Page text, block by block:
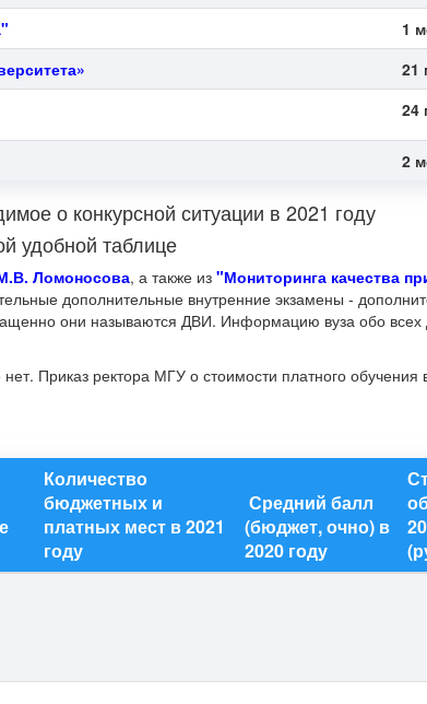
1
21
24
2
о конкурсной ситуации в 2021 году
удобной таблице
Ломоносова, а также из "Мониторинга качества
дополнительные внутренние экзамены -
они называются ДВИ. Информацию вуза обо
Приказ ректора МГУ о стоимости платного обучения
Количество
бюджетных и
платных мест в 2021
году
Средний балл
(бюджет, очно) в
2020 году